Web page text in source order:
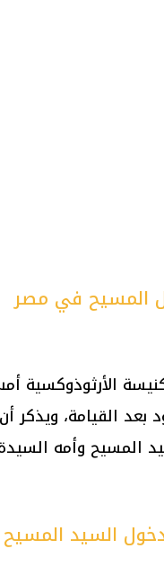
المسيح في مصر
الأرثوذوكسية
بعد القيامة،
المسيح وأمه
السيد